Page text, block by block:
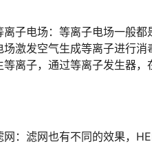
电场：等离子电场一般都
场激发空气生成等离子进行
等离子，通过等离子发生器，
滤网也有不同的效果，